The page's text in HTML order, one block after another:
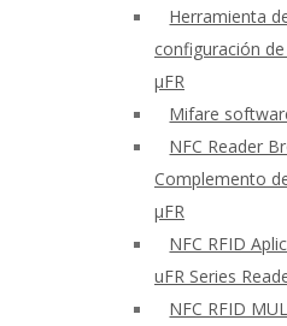
Herramienta
configuración
μFR
Mifare
NFC Reader
Complemento
μFR
NFC RFID
uFR Series
NFC RFID